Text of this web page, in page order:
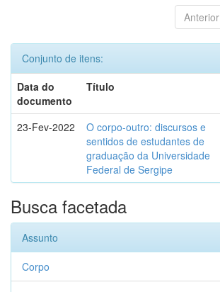
Anterior
Conjunto de itens:
Data do
documento
Título
23-Fev-2022
O corpo-outro: discursos e
sentidos de estudantes de
graduação da Universidade
Federal de Sergipe
Busca facetada
Assunto
Corpo